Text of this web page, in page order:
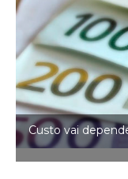
Custo vai